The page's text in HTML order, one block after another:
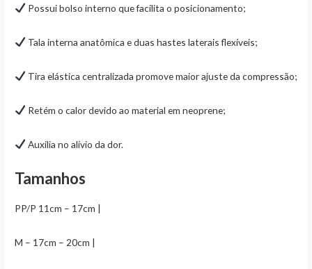
Possui bolso interno que facilita o posicionamento;
Tala interna anatômica e duas hastes laterais flexíveis;
Tira elástica centralizada promove maior ajuste da compressão;
Retém o calor devido ao material em neoprene;
Auxilia no alívio da dor.
Tamanhos
PP/P 11cm – 17cm |
M – 17cm – 20cm |